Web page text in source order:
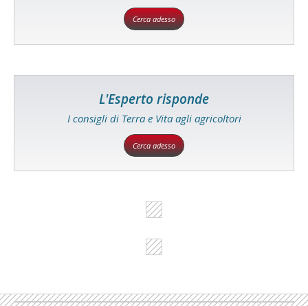
Cerca adesso
L'Esperto risponde
I consigli di Terra e Vita agli agricoltori
Cerca adesso